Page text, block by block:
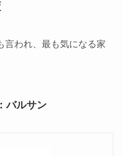
言われ、最も気になる家
バルサン